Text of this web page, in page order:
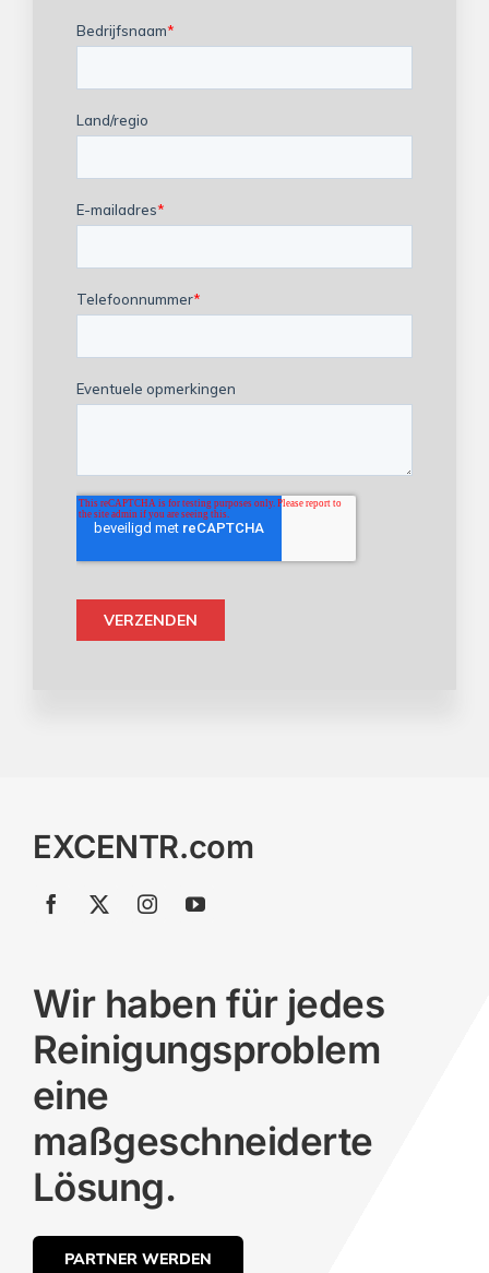
EXCENTR.com
Wir haben für jedes
Reinigungsproblem
eine
maßgeschneiderte
Lösung.
PARTNER WERDEN